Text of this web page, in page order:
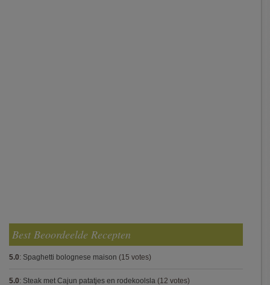
Best Beoordeelde Recepten
5.0: Spaghetti bolognese maison (15 votes)
5.0: Steak met Cajun patatjes en rodekoolsla (12 votes)